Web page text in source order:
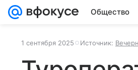
Общество
1 сентября 2025 Источник: